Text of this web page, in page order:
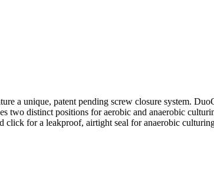
a unique, patent pending screw closure system.
two distinct positions for aerobic and anaerobic
click for a leakproof, airtight seal for anaerobic